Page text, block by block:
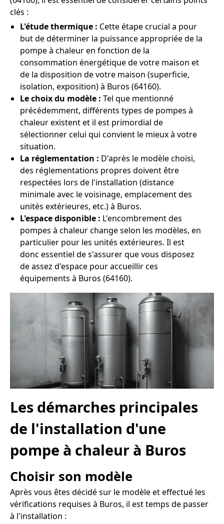
clés :
L'étude thermique : Cette étape crucial a pour
but de déterminer la puissance appropriée de la
pompe à chaleur en fonction de la
consommation énergétique de votre maison et
de la disposition de votre maison (superficie,
isolation, exposition) à Buros (64160).
Le choix du modèle : Tel que mentionné
précédemment, différents types de pompes à
chaleur existent et il est primordial de
sélectionner celui qui convient le mieux à votre
situation.
La réglementation : D'après le modèle choisi,
des réglementations propres doivent être
respectées lors de l'installation (distance
minimale avec le voisinage, emplacement des
unités extérieures, etc.) à Buros.
L'espace disponible : L'encombrement des
pompes à chaleur change selon les modèles, en
particulier pour les unités extérieures. Il est
donc essentiel de s'assurer que vous disposez
de assez d'espace pour accueillir ces
équipements à Buros (64160).
Les démarches principales
de l'installation d'une
pompe à chaleur à Buros
Choisir son modèle
Après vous êtes décidé sur le modèle et effectué les
vérifications requises à Buros, il est temps de passer
à l'installation :